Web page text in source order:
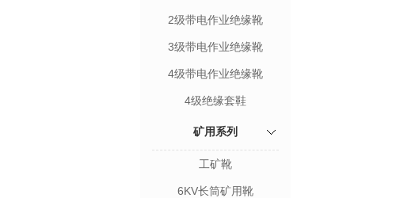
2级带电作业绝缘靴
3级带电作业绝缘靴
4级带电作业绝缘靴
4级绝缘套鞋
矿用系列
工矿靴
6KV长筒矿用靴